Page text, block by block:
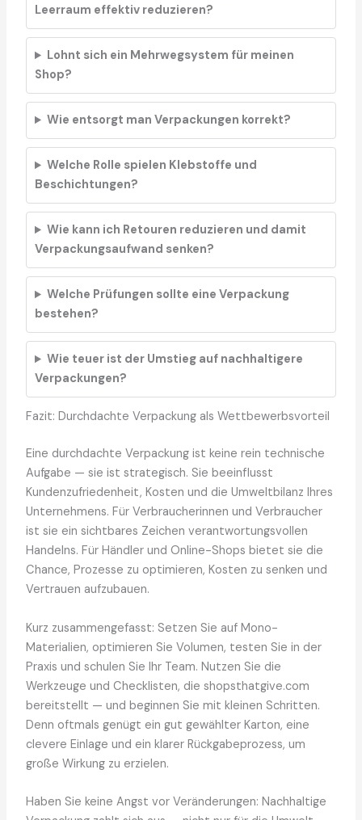
Leerraum effektiv reduzieren?
Lohnt sich ein Mehrwegsystem für meinen
Shop?
Wie entsorgt man Verpackungen korrekt?
Welche Rolle spielen Klebstoffe und
Beschichtungen?
Wie kann ich Retouren reduzieren und damit
Verpackungsaufwand senken?
Welche Prüfungen sollte eine Verpackung
bestehen?
Wie teuer ist der Umstieg auf nachhaltigere
Verpackungen?
Fazit: Durchdachte Verpackung als Wettbewerbsvorteil
Eine durchdachte Verpackung ist keine rein technische
Aufgabe — sie ist strategisch. Sie beeinflusst
Kundenzufriedenheit, Kosten und die Umweltbilanz Ihres
Unternehmens. Für Verbraucherinnen und Verbraucher
ist sie ein sichtbares Zeichen verantwortungsvollen
Handelns. Für Händler und Online-Shops bietet sie die
Chance, Prozesse zu optimieren, Kosten zu senken und
Vertrauen aufzubauen.
Kurz zusammengefasst: Setzen Sie auf Mono-
Materialien, optimieren Sie Volumen, testen Sie in der
Praxis und schulen Sie Ihr Team. Nutzen Sie die
Werkzeuge und Checklisten, die shopsthatgive.com
bereitstellt — und beginnen Sie mit kleinen Schritten.
Denn oftmals genügt ein gut gewählter Karton, eine
clevere Einlage und ein klarer Rückgabeprozess, um
große Wirkung zu erzielen.
Haben Sie keine Angst vor Veränderungen: Nachhaltige